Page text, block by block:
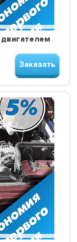
Заказать